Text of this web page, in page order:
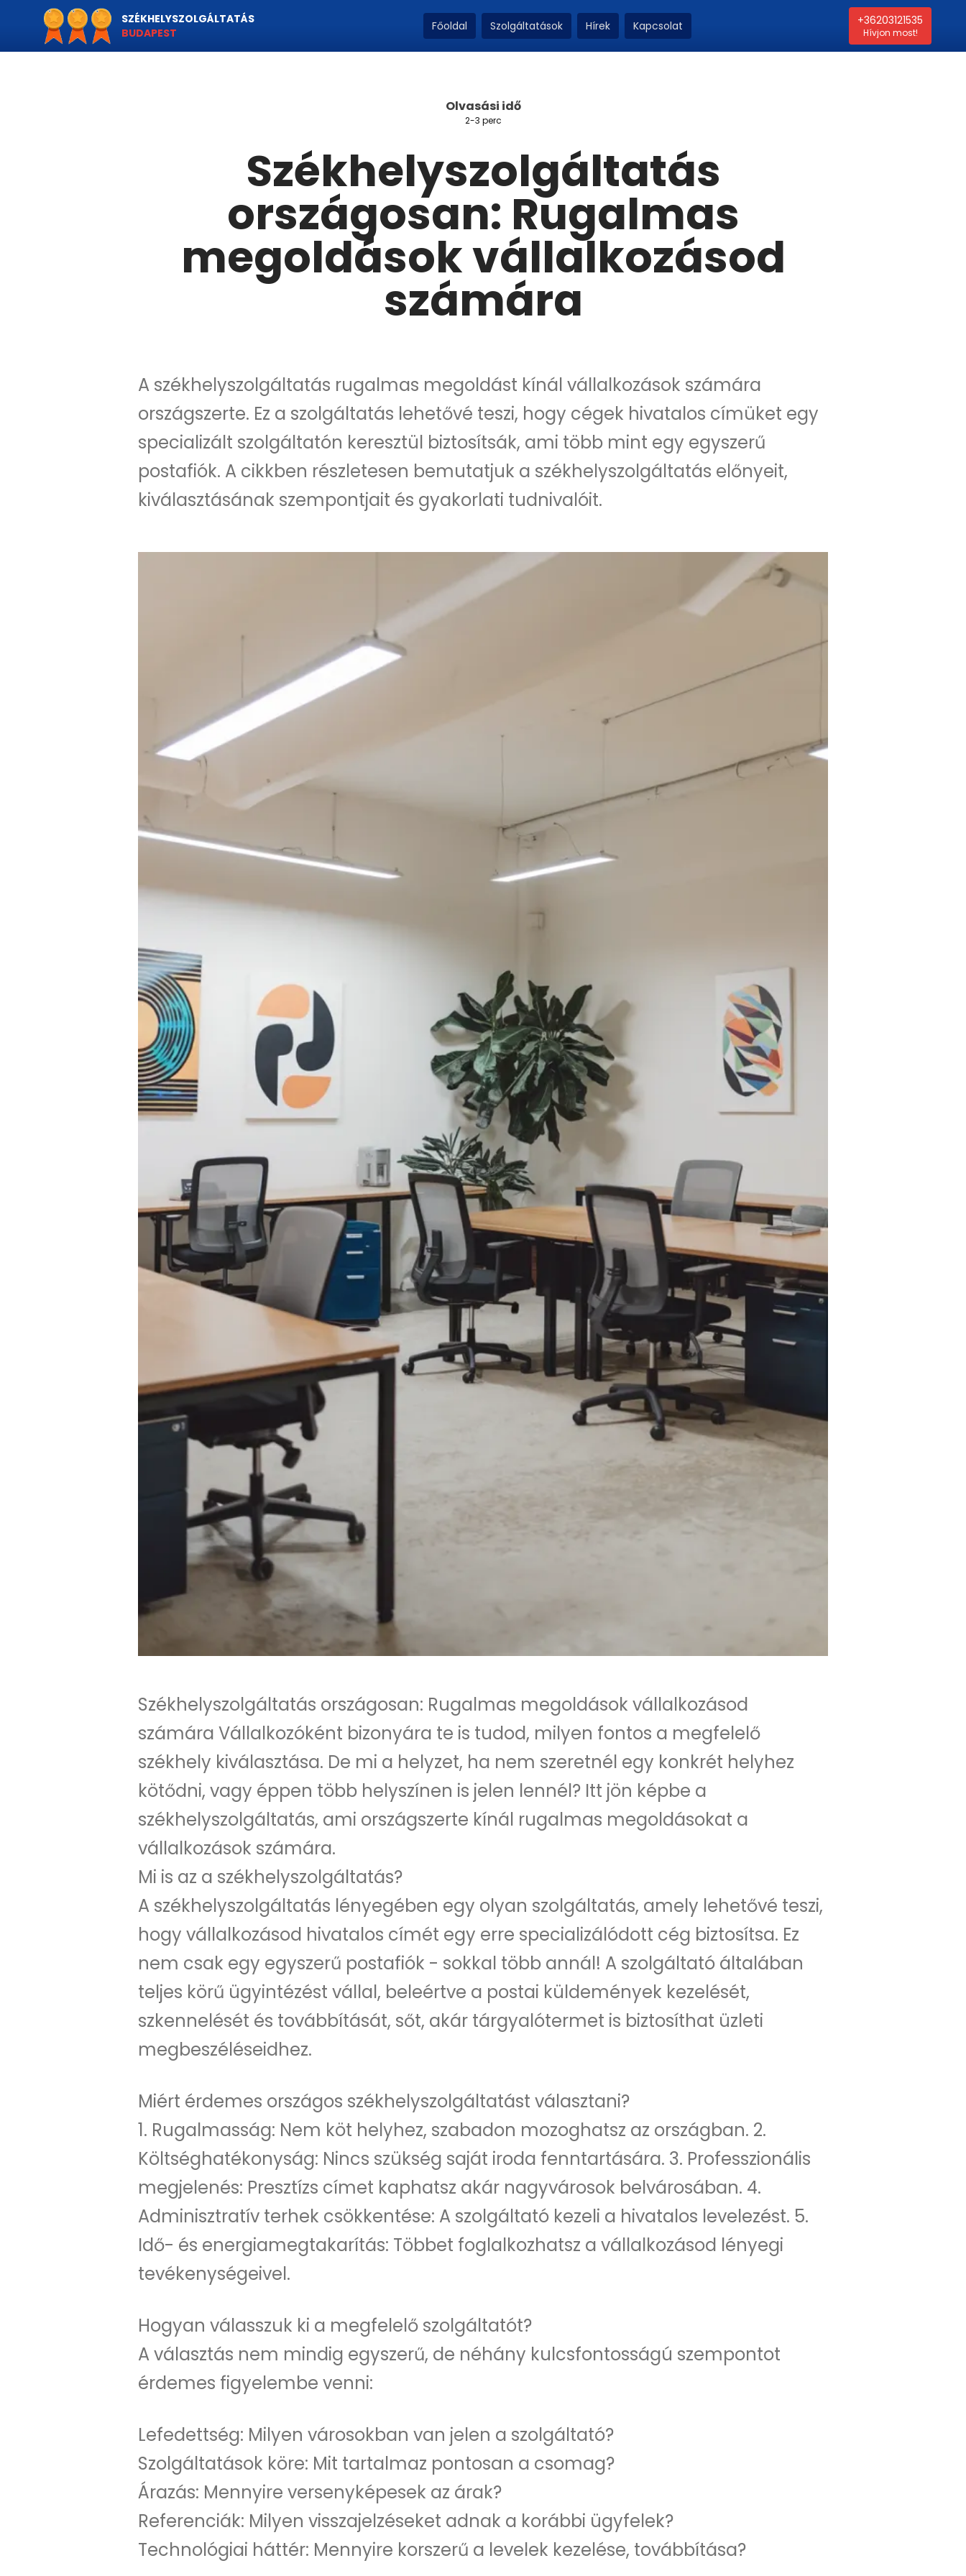
SZÉKHELYSZOLGÁLTATÁS
BUDAPEST
Főoldal Szolgáltatások Hírek Kapcsolat +36203121535
Hívjon most!
Olvasási idő
2-3 perc
Székhelyszolgáltatás
országosan: Rugalmas
megoldások vállalkozásod
számára
A székhelyszolgáltatás rugalmas megoldást kínál vállalkozások számára
országszerte. Ez a szolgáltatás lehetővé teszi, hogy cégek hivatalos címüket egy
specializált szolgáltatón keresztül biztosítsák, ami több mint egy egyszerű
postafiók. A cikkben részletesen bemutatjuk a székhelyszolgáltatás előnyeit,
kiválasztásának szempontjait és gyakorlati tudnivalóit.
Székhelyszolgáltatás országosan: Rugalmas megoldások vállalkozásod
számára Vállalkozóként bizonyára te is tudod, milyen fontos a megfelelő
székhely kiválasztása. De mi a helyzet, ha nem szeretnél egy konkrét helyhez
kötődni, vagy éppen több helyszínen is jelen lennél? Itt jön képbe a
székhelyszolgáltatás, ami országszerte kínál rugalmas megoldásokat a
vállalkozások számára.
Mi is az a székhelyszolgáltatás?
A székhelyszolgáltatás lényegében egy olyan szolgáltatás, amely lehetővé teszi,
hogy vállalkozásod hivatalos címét egy erre specializálódott cég biztosítsa. Ez
nem csak egy egyszerű postafiók - sokkal több annál! A szolgáltató általában
teljes körű ügyintézést vállal, beleértve a postai küldemények kezelését,
szkennelését és továbbítását, sőt, akár tárgyalótermet is biztosíthat üzleti
megbeszéléseidhez.
Miért érdemes országos székhelyszolgáltatást választani?
1. Rugalmasság: Nem köt helyhez, szabadon mozoghatsz az országban. 2.
Költséghatékonyság: Nincs szükség saját iroda fenntartására. 3. Professzionális
megjelenés: Presztízs címet kaphatsz akár nagyvárosok belvárosában. 4.
Adminisztratív terhek csökkentése: A szolgáltató kezeli a hivatalos levelezést. 5.
Idő- és energiamegtakarítás: Többet foglalkozhatsz a vállalkozásod lényegi
tevékenységeivel.
Hogyan válasszuk ki a megfelelő szolgáltatót?
A választás nem mindig egyszerű, de néhány kulcsfontosságú szempontot
érdemes figyelembe venni:
Lefedettség: Milyen városokban van jelen a szolgáltató?
Szolgáltatások köre: Mit tartalmaz pontosan a csomag?
Árazás: Mennyire versenyképesek az árak?
Referenciák: Milyen visszajelzéseket adnak a korábbi ügyfelek?
Technológiai háttér: Mennyire korszerű a levelek kezelése, továbbítása?